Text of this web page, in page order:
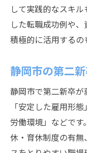
して実践的なスキ
した転職成功例や
積極的に活用するの
静岡市の第二
静岡市で第二新卒
「安定した雇用形
労働環境」などで
休・育休制度の有